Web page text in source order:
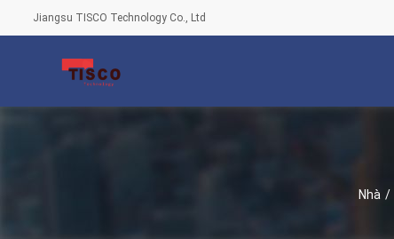
Jiangsu TISCO Technology Co., Ltd
Nhà /